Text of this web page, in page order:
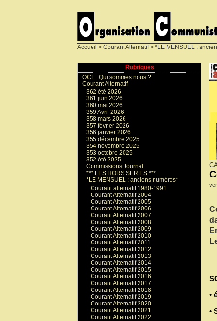
Accueil > Courant Alternatif> *LE MENSUEL :
•
•
Rubriques
OCL : Qui sommes nous ?
Courant Alternatif
362 été 2026
361 juin 2026
360 mai 2026
359 Avril 2026
358 mars 2026
357 février 2026
356 janvier 2026
355 décembre 2025
354 novembre 2025
353 octobre 2025
352 été 2025
Commissions Journal
*** LES HORS SERIES ***
*LE MENSUEL : anciens numéros*
Courant alternatif 1980-1991
Courant Alternatif 2004
Courant Alternatif 2005
Courant Alternatif 2006
Courant Alternatif 2007
Courant Alternatif 2008
Courant Alternatif 2009
Courant Alternatif 2010
Courant Alternatif 2011
Courant Alternatif 2012
Courant Alternatif 2013
Courant Alternatif 2014
Courant Alternatif 2015
Courant Alternatif 2016
Courant Alternatif 2017
Courant Alternatif 2018
Courant Alternatif 2019
Courant Alternatif 2020
Courant Alternatif 2021
Courant Alternatif 2022